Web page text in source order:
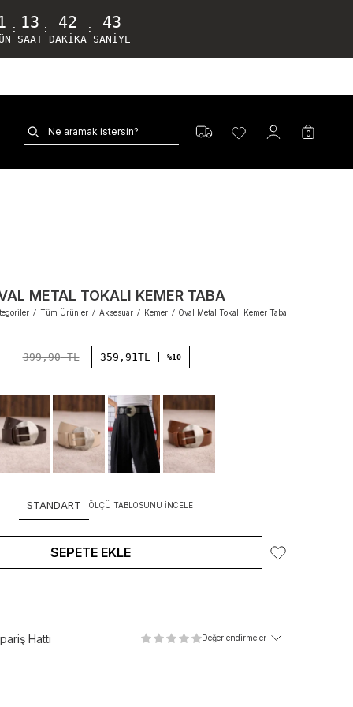
: 13
SAAT
: 42
DAKIKA
: 42
SANIYE
0
METAL TOKALI KEMER TABA
/ Tüm Ürünler / Aksesuar / Kemer / Oval Metal Tokalı Kemer Taba
399,90TL 359,91TL %10
STANDART ÖLÇÜ TABLOSUNU İNCELE
SEPETE EKLE
Hattı Değerlendirmeler